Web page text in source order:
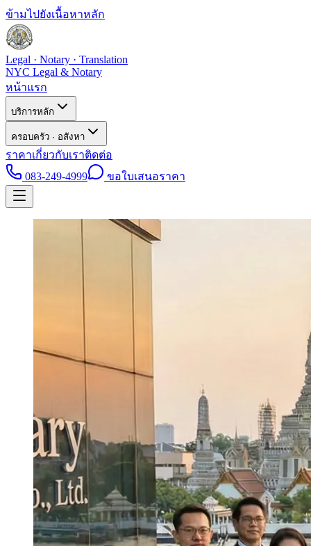
ข้ามไปยังเนื้อหาหลัก
Legal · Notary · Translation
NYC Legal & Notary
หน้าแรก
บริการหลัก
ครอบครัว · อสังหา
ราคาเกี่ยวกับเราติดต่อ
083-249-4999
ขอใบเสนอราคา